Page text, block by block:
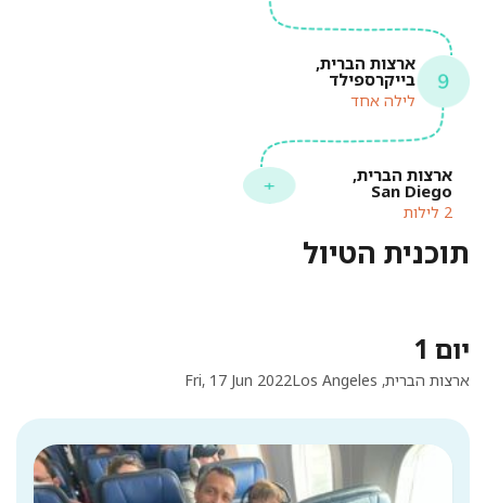
ארצות הברית,
בייקרספילד
לילה אחד
ארצות הברית,
San Diego
2 לילות
תוכנית הטיול
יום 1
Fri, 17 Jun 2022 ארצות הברית, Los Angeles